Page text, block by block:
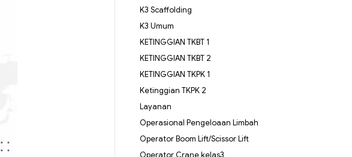
K3 Scaffolding
K3 Umum
KETINGGIAN TKBT 1
KETINGGIAN TKBT 2
KETINGGIAN TKPK 1
Ketinggian TKPK 2
Layanan
Operasional Pengeloaan Limbah
Operator Boom Lift/Scissor Lift